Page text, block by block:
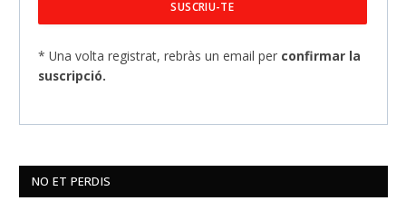
* Una volta registrat, rebràs un email per confirmar la
suscripció.
NO ET PERDIS